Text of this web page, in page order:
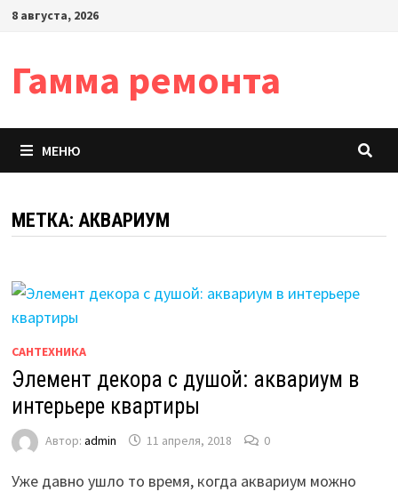
Перейти
8 августа, 2026
Гамма ремонта
МЕНЮ
МЕТКА: АКВАРИУМ
САНТЕХНИКА
Элемент декора с душой: аквариум в
интерьере квартиры
Автор: admin 11 апреля, 2018 0
Уже давно ушло то время, когда аквариум можно